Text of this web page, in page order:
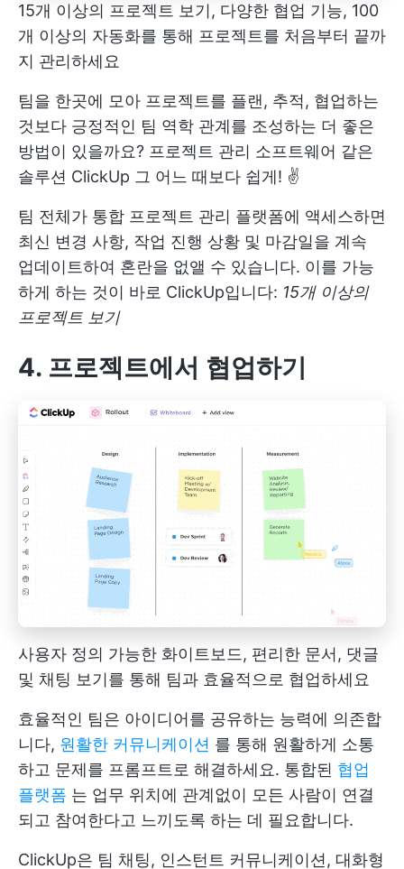
15개 이상의 프로젝트 보기, 다양한 협업 기능, 100
개 이상의 자동화를 통해 프로젝트를 처음부터 끝까
지 관리하세요
팀을 한곳에 모아 프로젝트를 플랜, 추적, 협업하는
것보다 긍정적인 팀 역학 관계를 조성하는 더 좋은
방법이 있을까요? 프로젝트 관리 소프트웨어 같은
솔루션 ClickUp 그 어느 때보다 쉽게! ✌️
팀 전체가 통합 프로젝트 관리 플랫폼에 액세스하면
최신 변경 사항, 작업 진행 상황 및 마감일을 계속
업데이트하여 혼란을 없앨 수 있습니다. 이를 가능
하게 하는 것이 바로 ClickUp입니다: 15개 이상의
프로젝트 보기
4. 프로젝트에서 협업하기
사용자 정의 가능한 화이트보드, 편리한 문서, 댓글
및 채팅 보기를 통해 팀과 효율적으로 협업하세요
효율적인 팀은 아이디어를 공유하는 능력에 의존합
니다, 원활한 커뮤니케이션 를 통해 원활하게 소통
하고 문제를 프롬프트로 해결하세요. 통합된 협업
플랫폼 는 업무 위치에 관계없이 모든 사람이 연결
되고 참여한다고 느끼도록 하는 데 필요합니다.
ClickUp은 팀 채팅, 인스턴트 커뮤니케이션, 대화형